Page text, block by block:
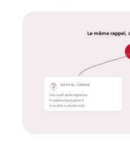
Le même rappel,
le
RAPPEL IGNORÉ
Découvert après signature.
Il inquiète et peut peser à
la revente. Le doute reste.